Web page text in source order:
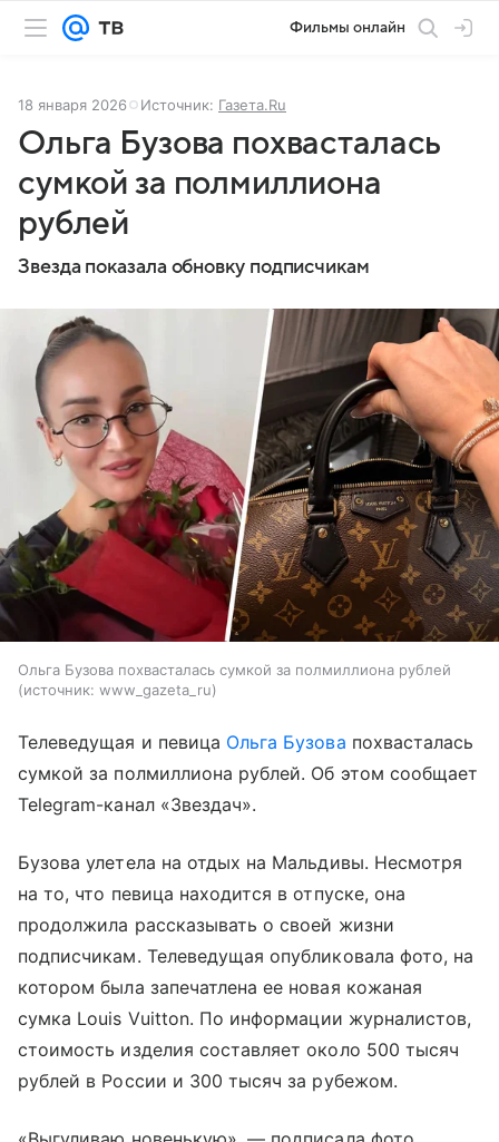
Фильмы онлайн
18 января 2026 Источник: Газета.Ru
Ольга Бузова похвасталась
сумкой за полмиллиона
рублей
Звезда показала обновку подписчикам
Ольга Бузова похвасталась сумкой за полмиллиона рублей
источник: www_gazeta_ru
Телеведущая и певица Ольга Бузова похвасталась
сумкой за полмиллиона рублей. Об этом сообщает
Telegram-канал «Звездач».
Бузова улетела на отдых на Мальдивы. Несмотря
на то, что певица находится в отпуске, она
продолжила рассказывать о своей жизни
подписчикам. Телеведущая опубликовала фото, на
котором была запечатлена ее новая кожаная
сумка Louis Vuitton. По информации журналистов,
стоимость изделия составляет около 500 тысяч
рублей в России и 300 тысяч за рубежом.